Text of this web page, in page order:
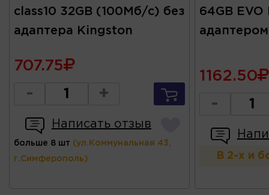
class10 32GB (100Мб/c) без
адаптера Kingston
707.75
- +
Написать отзыв
больше 8 шт (ул.Коммунальная 43,
г.Симферополь)
64GB EVO
1162.50
-
В 2-х и